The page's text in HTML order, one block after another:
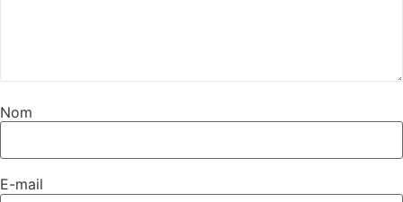
Nom
E-mail